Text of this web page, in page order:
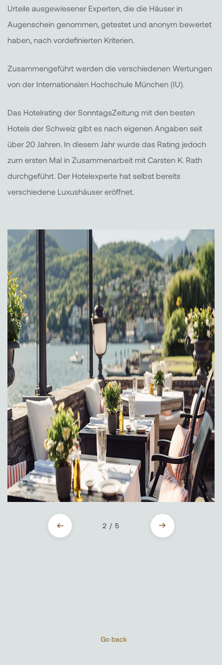
Urteile ausgewiesener Experten, die die Häuser in
Augenschein genommen, getestet und anonym bewertet
haben, nach vordefinierten Kriterien.
Zusammengeführt werden die verschiedenen Wertungen
von der Internationalen Hochschule München (IU).
Das Hotelrating der SonntagsZeitung mit den besten
Hotels der Schweiz gibt es nach eigenen Angaben seit
über 20 Jahren. In diesem Jahr wurde das Rating jedoch
zum ersten Mal in Zusammenarbeit mit Carsten K. Rath
durchgeführt. Der Hotelexperte hat selbst bereits
verschiedene Luxushäuser eröffnet.
2 / 5
Go back